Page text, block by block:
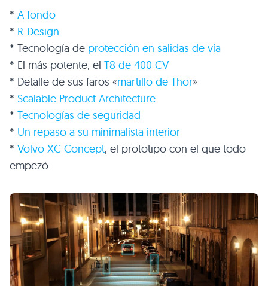
* A fondo
* R-Design
* Tecnología de protección en salidas de vía
* El más potente, el T8 de 400 CV
* Detalle de sus faros «martillo de Thor»
* Scalable Product Architecture
* Tecnologías de seguridad
* Un repaso a su minimalista interior
* Volvo XC Concept, el prototipo con el que todo
empezó